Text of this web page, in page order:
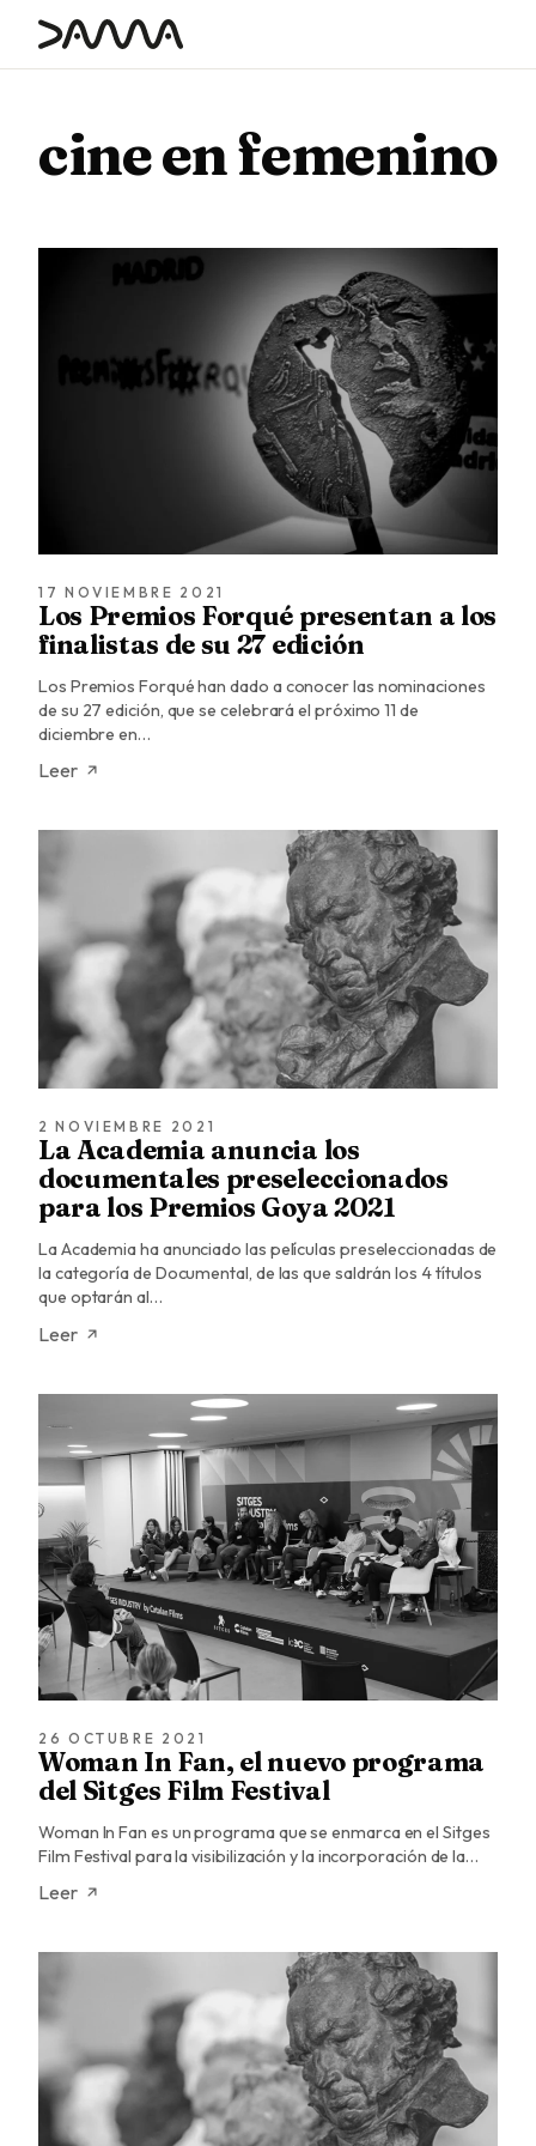
contenido
cine en femenino
17 NOVIEMBRE 2021
Los Premios Forqué presentan a los
finalistas de su 27 edición
Los Premios Forqué han dado a conocer las nominaciones
de su 27 edición, que se celebrará el próximo 11 de
diciembre en…
Leer
2 NOVIEMBRE 2021
La Academia anuncia los
documentales preseleccionados
para los Premios Goya 2021
La Academia ha anunciado las películas preseleccionadas de
la categoría de Documental, de las que saldrán los 4 títulos
que optarán al…
Leer
26 OCTUBRE 2021
Woman In Fan, el nuevo programa
del Sitges Film Festival
Woman In Fan es un programa que se enmarca en el Sitges
Film Festival para la visibilización y la incorporación de la…
Leer